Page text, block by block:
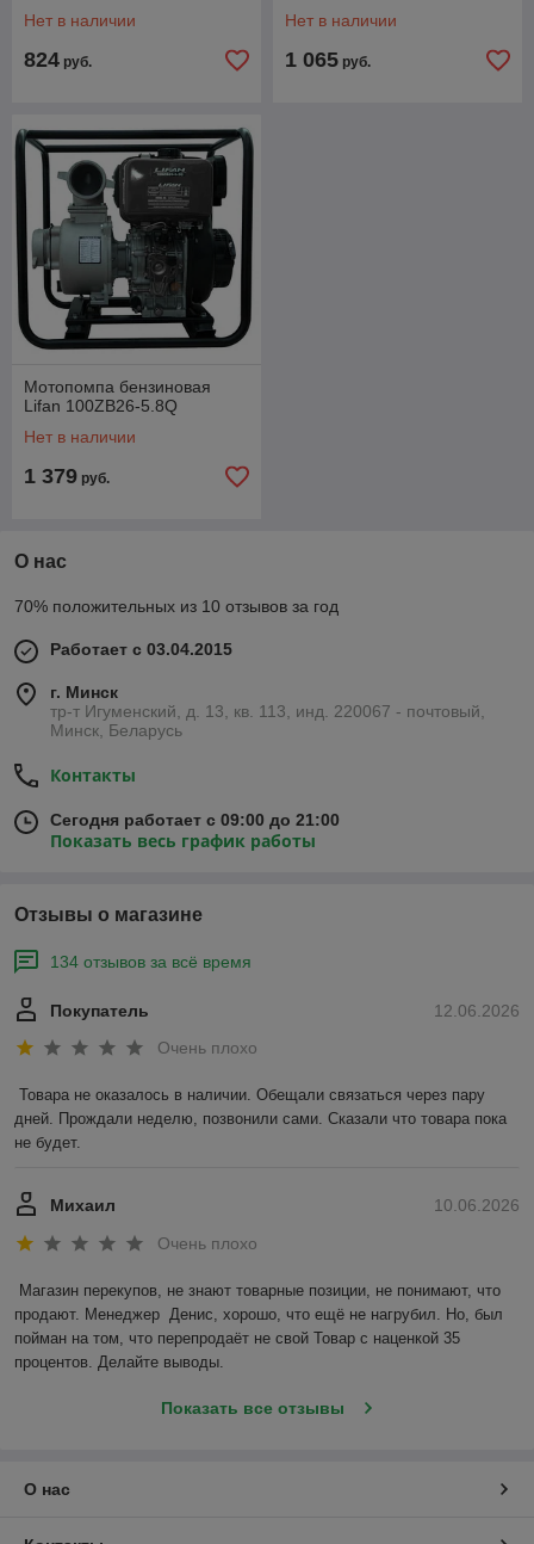
Нет в наличии
824 руб.
Нет в наличии
1 065 руб.
Мотопомпа бензиновая
Lifan 100ZB26-5.8Q
Нет в наличии
1 379 руб.
О нас
70% положительных из 10 отзывов за год
Работает с 03.04.2015
г. Минск
тр-т Игуменский, д. 13, кв. 113, инд. 220067 - почтовый,
Минск, Беларусь
Контакты
Сегодня работает с 09:00 до 21:00
Показать весь график работы
Отзывы о магазине
134 отзывов за всё время
12.06.2026
Покупатель
Очень плохо
Товара не оказалось в наличии. Обещали связаться через пару
дней. Прождали неделю, позвонили сами. Сказали что товара пока
не будет.
10.06.2026
Михаил
Очень плохо
Магазин перекупов, не знают товарные позиции, не понимают, что
продают. Менеджер  Денис, хорошо, что ещё не нагрубил. Но, был
пойман на том, что перепродаёт не свой Товар с наценкой 35
процентов. Делайте выводы.
Показать все отзывы
О нас